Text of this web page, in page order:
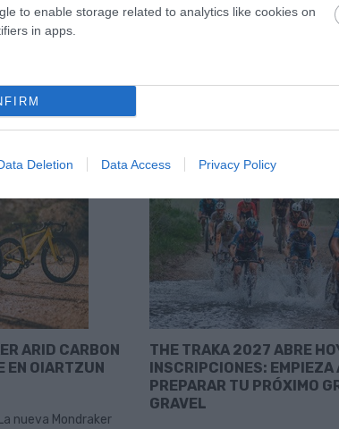
to enable storage related to analytics like cookies on
in apps.
Deletion Data Access Privacy Policy
ARID CARBON
EN OIARTZUN
nueva Mondraker
THE TRAKA 2027 ABRE
INSCRIPCIONES: EMPIEZA
PREPARAR TU PRÓXIMO
GRAVEL